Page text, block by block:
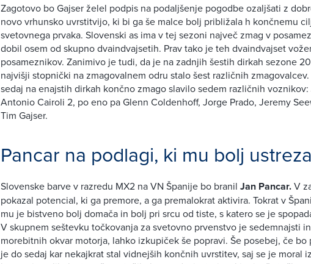
Zagotovo bo Gajser želel podpis na podaljšenje pogodbe ozaljšati z
novo vrhunsko uvrstitvijo, ki bi ga še malce bolj približala h končnemu
svetovnega prvaka. Slovenski as ima v tej sezoni največ zmag v
dobil osem od skupno dvaindvajsetih. Prav tako je teh dvaindvajset
posameznikov. Zanimivo je tudi, da je na zadnjih šestih dirkah sezone
najvišji stopnički na zmagovalnem odru stalo šest različnih
sedaj na enajstih dirkah končno zmago slavilo sedem različnih
Antonio Cairoli 2, po eno pa Glenn Coldenhoff, Jorge Prado, Jeremy
Tim Gajser.
Pancar na podlagi, ki mu bolj ustreza
Slovenske barve v razredu MX2 na VN Španije bo branil Jan Pancar.V
pokazal potencial, ki ga premore, a ga premalokrat aktivira. Tokrat v
mu je bistveno bolj domača in bolj pri srcu od tiste, s katero se je
V skupnem seštevku točkovanja za svetovno prvenstvo je sedemnajsti
morebitnih okvar motorja, lahko izkupiček še popravi. Še posebej, če
je do sedaj kar nekajkrat stal vidnejših končnih uvrstitev, saj se je moral